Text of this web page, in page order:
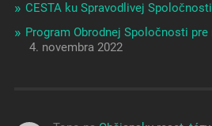
CESTA ku Spravodlivej Spoločnosti
Program Obrodnej Spoločnosti
4. novembra 2022